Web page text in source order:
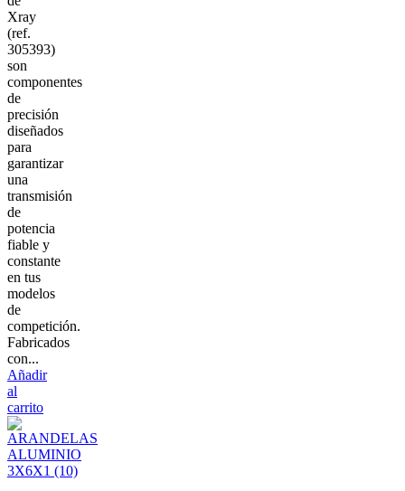
Xray
(ref.
305393)
son
componentes
de
precisión
diseñados
para
garantizar
una
transmisión
de
potencia
fiable y
constante
en tus
modelos
de
competición.
Fabricados
con...
Añadir
al
carrito